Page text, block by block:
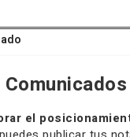
Comunicados
el